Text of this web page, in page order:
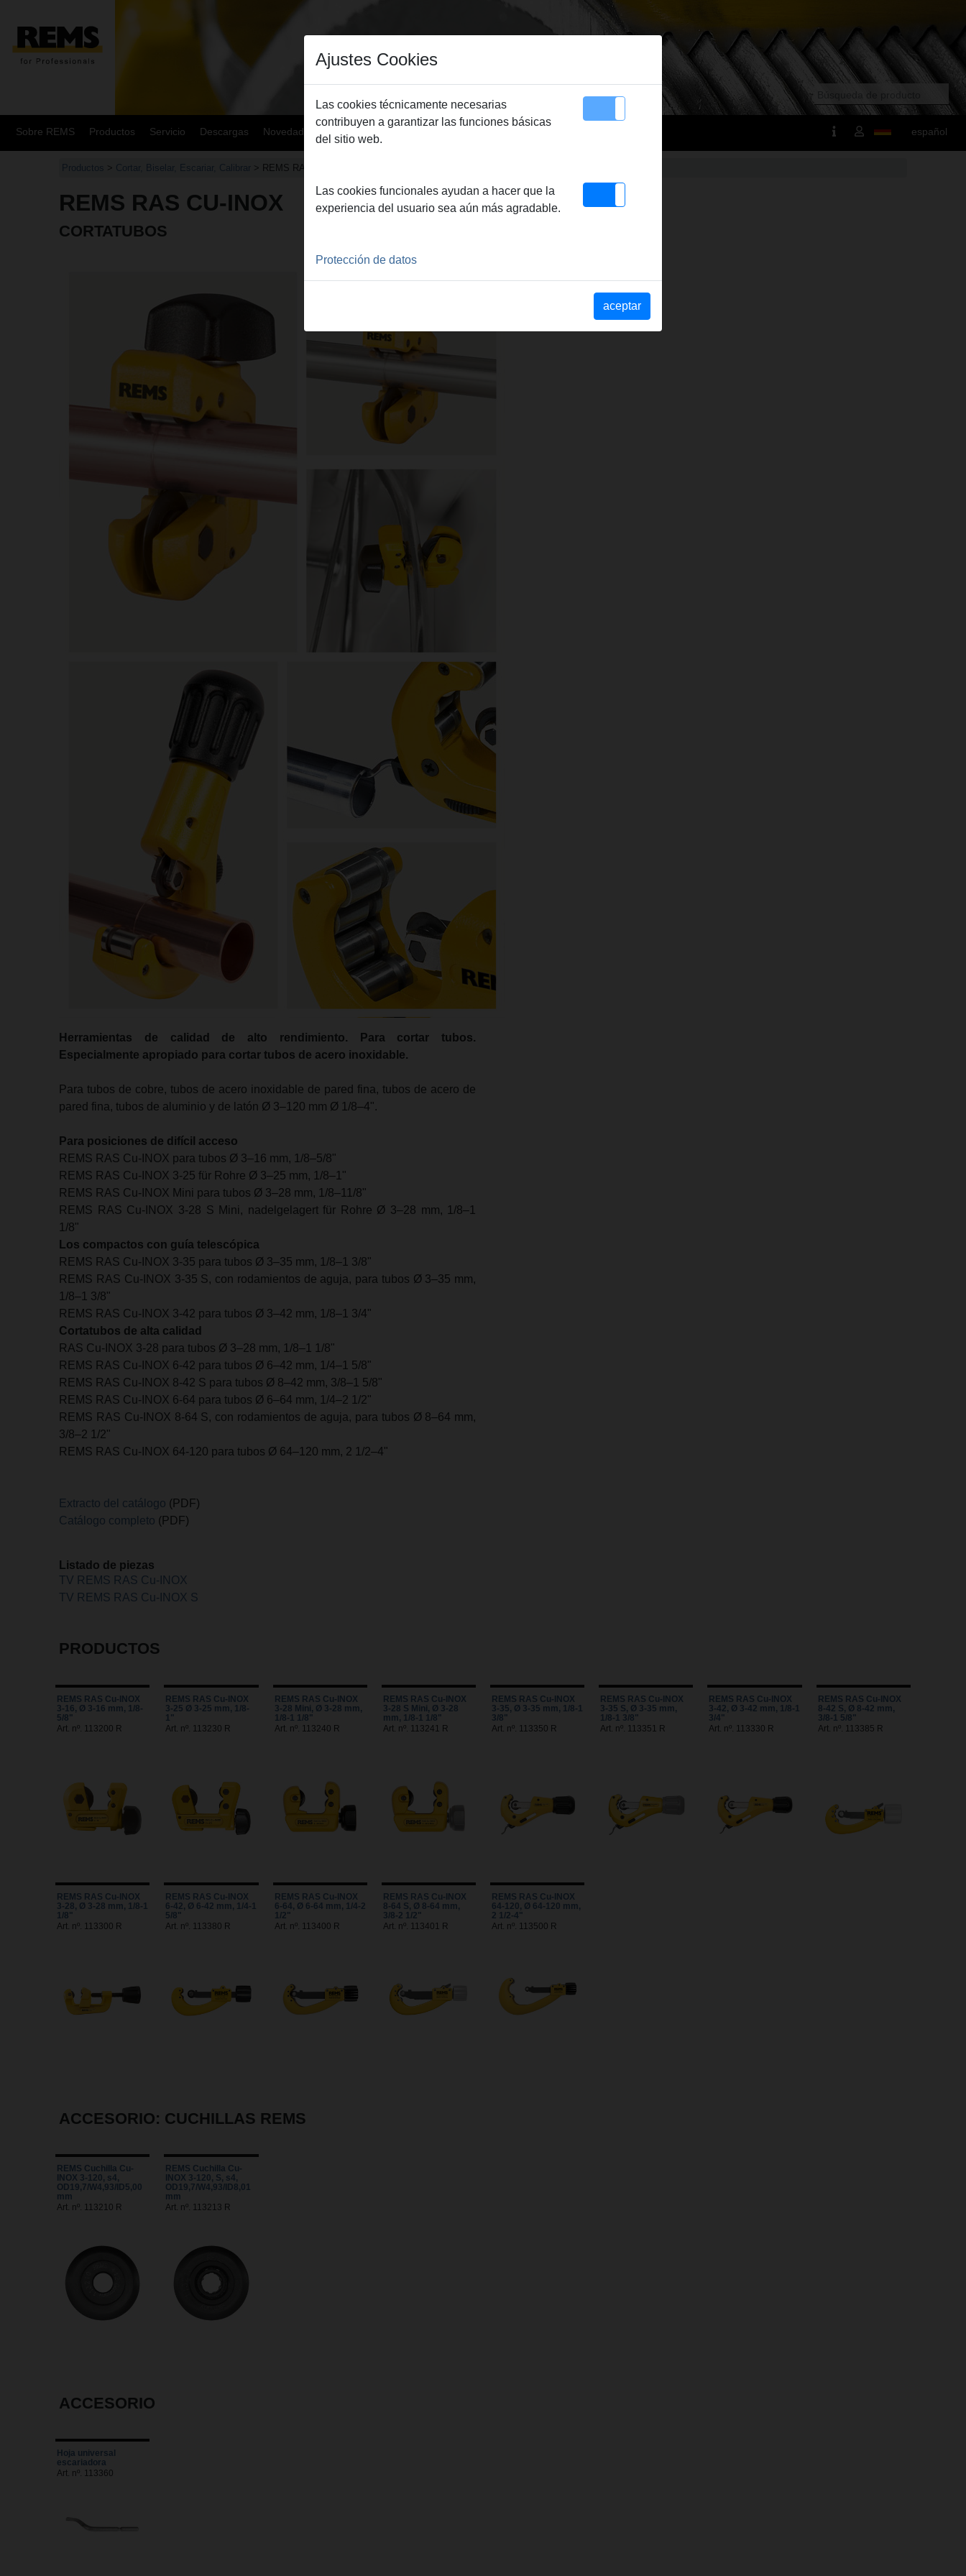
Sobre REMS Productos Servicio Descargas Novedades Sitemap Contacto español
Productos > Cortar, Biselar, Escariar, Calibrar > REMS RAS Cu-INOX
REMS RAS CU-INOX
CORTATUBOS
Herramientas de calidad de alto rendimiento. Para cortar tubos.
Especialmente apropiado para cortar tubos de acero inoxidable.
Para tubos de cobre, tubos de acero inoxidable de pared fina, tubos de acero de
pared fina, tubos de aluminio y de latón Ø 3–120 mm Ø 1/8–4".
Para posiciones de difícil acceso
REMS RAS Cu-INOX para tubos Ø 3–16 mm, 1/8–5/8"
REMS RAS Cu-INOX 3-25 für Rohre Ø 3–25 mm, 1/8–1"
REMS RAS Cu-INOX Mini para tubos Ø 3–28 mm, 1/8–11/8"
REMS RAS Cu-INOX 3-28 S Mini, nadelgelagert für Rohre Ø 3–28 mm, 1/8–1
1/8"
Los compactos con guía telescópica
REMS RAS Cu-INOX 3-35 para tubos Ø 3–35 mm, 1/8–1 3/8"
REMS RAS Cu-INOX 3-35 S, con rodamientos de aguja, para tubos Ø 3–35 mm,
1/8–1 3/8"
REMS RAS Cu-INOX 3-42 para tubos Ø 3–42 mm, 1/8–1 3/4"
Cortatubos de alta calidad
RAS Cu-INOX 3-28 para tubos Ø 3–28 mm, 1/8–1 1/8"
REMS RAS Cu-INOX 6-42 para tubos Ø 6–42 mm, 1/4–1 5/8"
REMS RAS Cu-INOX 8-42 S para tubos Ø 8–42 mm, 3/8–1 5/8"
REMS RAS Cu-INOX 6-64 para tubos Ø 6–64 mm, 1/4–2 1/2"
REMS RAS Cu-INOX 8-64 S, con rodamientos de aguja, para tubos Ø 8–64 mm,
3/8–2 1/2"
REMS RAS Cu-INOX 64-120 para tubos Ø 64–120 mm, 2 1/2–4"
Extracto del catálogo (PDF)
Catálogo completo (PDF)
Listado de piezas
TV REMS RAS Cu-INOX
TV REMS RAS Cu-INOX S
PRODUCTOS
REMS RAS Cu-INOX
3-16, Ø 3-16 mm, 1/8-
5/8"
Art. nº. 113200 R
REMS RAS Cu-INOX
3-25 Ø 3-25 mm, 1/8-
1"
Art. nº. 113230 R
REMS RAS Cu-INOX
3-28 Mini, Ø 3-28 mm,
1/8-1 1/8"
Art. nº. 113240 R
REMS RAS Cu-INOX
3-28 S Mini, Ø 3-28
mm, 1/8-1 1/8"
Art. nº. 113241 R
REMS RAS Cu-INOX
3-35, Ø 3-35 mm, 1/8-1
3/8"
Art. nº. 113350 R
REMS RAS Cu-INOX
3-35 S, Ø 3-35 mm,
1/8-1 3/8"
Art. nº. 113351 R
REMS RAS Cu-INOX
3-42, Ø 3-42 mm, 1/8-1
3/4"
Art. nº. 113330 R
REMS RAS Cu-INOX
8-42 S, Ø 8-42 mm,
3/8-1 5/8"
Art. nº. 113385 R
REMS RAS Cu-INOX
3-28, Ø 3-28 mm, 1/8-1
1/8"
Art. nº. 113300 R
REMS RAS Cu-INOX
6-42, Ø 6-42 mm, 1/4-1
5/8"
Art. nº. 113380 R
REMS RAS Cu-INOX
6-64, Ø 6-64 mm, 1/4-2
1/2"
Art. nº. 113400 R
REMS RAS Cu-INOX
8-64 S, Ø 8-64 mm,
3/8-2 1/2"
Art. nº. 113401 R
REMS RAS Cu-INOX
64-120, Ø 64-120 mm,
2 1/2-4"
Art. nº. 113500 R
ACCESORIO: CUCHILLAS REMS
REMS Cuchilla Cu-
INOX 3-120, s4,
OD19,7/W4,93/ID5,00
mm
Art. nº. 113210 R
REMS Cuchilla Cu-
INOX 3-120, S, s4,
OD19,7/W4,93/ID8,01
mm
Art. nº. 113213 R
ACCESORIO
Hoja universal
escariadora
Art. nº. 113360
Ajustes Cookies
Las cookies técnicamente necesarias
contribuyen a garantizar las funciones básicas
del sitio web.
Las cookies funcionales ayudan a hacer que la
experiencia del usuario sea aún más agradable.
Protección de datos
aceptar